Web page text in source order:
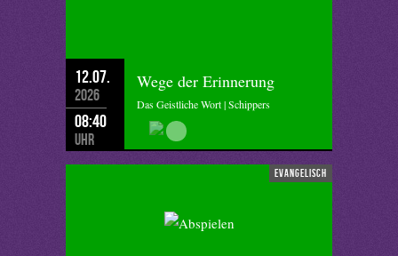
12.07.
2026
08:40
Uhr
Wege der Erinnerung
Das Geistliche Wort | Schippers
evangelisch